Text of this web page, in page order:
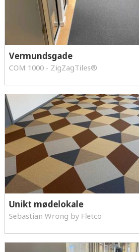
Vermundsgade
COM 1000 - ZigZagTiles®
Unikt mødelokale
Sebastian Wrong by Fletco